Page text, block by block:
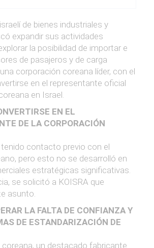
de bienes industriales y
expandir sus actividades
la posibilidad de importar e
de pasajeros y de carga
corporación coreana líder, con el
en el representante oficial
en Israel.
EN EL
DE LA CORPORACIÓN
tenido contacto previo con el
pero esto no se desarrolló en
estratégicas significativas.
se solicitó a KOISRA que
asunto.
LA FALTA DE CONFIANZA Y
DE ESTANDARIZACIÓN DE
un destacado fabricante